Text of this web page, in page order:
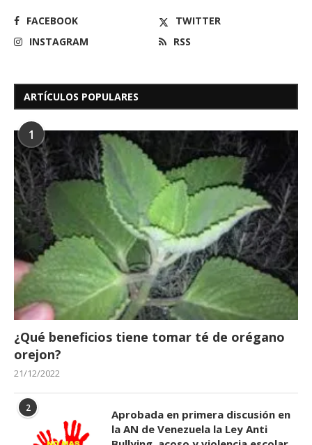
FACEBOOK
TWITTER
INSTAGRAM
RSS
ARTÍCULOS POPULARES
1
¿Qué beneficios tiene tomar té de orégano
orejon?
21/12/2022
2
Aprobada en primera discusión en
la AN de Venezuela la Ley Anti